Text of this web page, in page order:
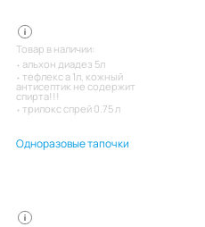
Товар в наличии:
альхон диадез 5л
тефлекс а 1л, кожный
антисептик не содержит
спирта!!!
трилокс спрей 0.75 л
Одноразовые тапочки